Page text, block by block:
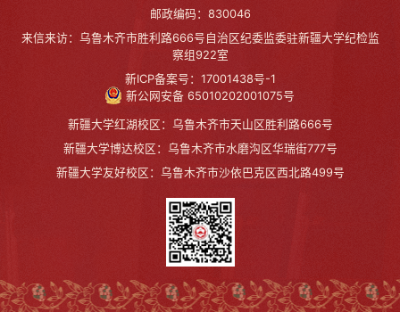
邮政编码：830046
来信来访：乌鲁木齐市胜利路666号自治区纪委监委驻新疆大学纪检监
察组922室
新ICP备案号：17001438号-1
新公网安备 65010202001075号
新疆大学红湖校区：乌鲁木齐市天山区胜利路666号
新疆大学博达校区：乌鲁木齐市水磨沟区华瑞街777号
新疆大学友好校区：乌鲁木齐市沙依巴克区西北路499号